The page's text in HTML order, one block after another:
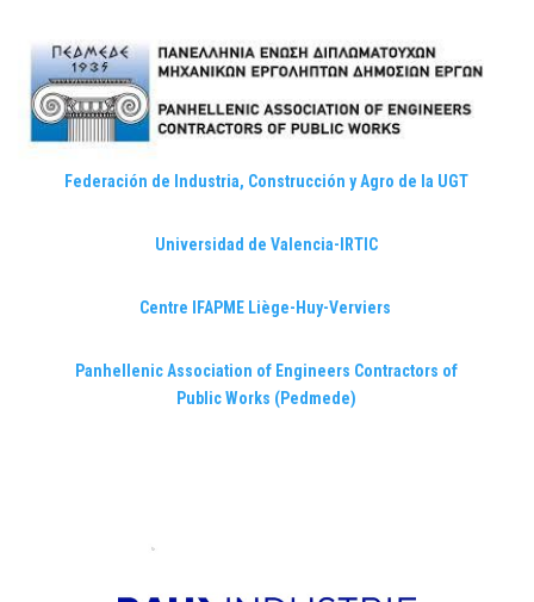
Federación de Industria, Construcción y Agro de la UGT
Universidad de Valencia-IRTIC
Centre IFAPME Liège-Huy-Verviers
Panhellenic Association of Engineers Contractors of
Public Works (Pedmede)